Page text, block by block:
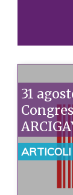
31
ARTICOLI